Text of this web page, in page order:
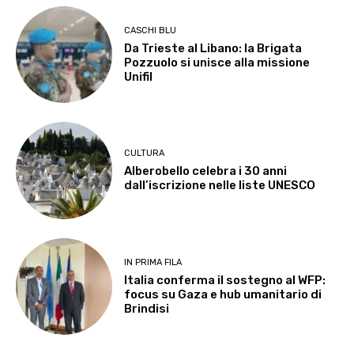
CASCHI BLU
Da Trieste al Libano: la Brigata
Pozzuolo si unisce alla missione
Unifil
CULTURA
Alberobello celebra i 30 anni
dall’iscrizione nelle liste UNESCO
IN PRIMA FILA
Italia conferma il sostegno al WFP:
focus su Gaza e hub umanitario di
Brindisi